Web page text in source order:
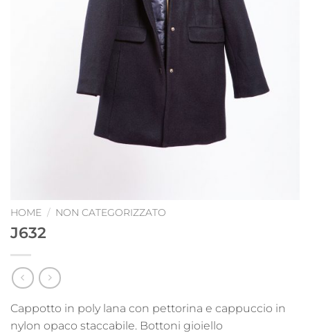
HOME / NON CATEGORIZZATO
J632
Cappotto in poly lana con pettorina e cappuccio in
nylon opaco staccabile. Bottoni gioiello